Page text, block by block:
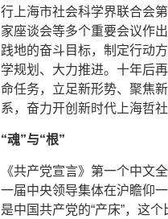
行上海市社会科学界联合会
家座谈会等多个重要会议作
践地的奋斗目标，制定行动
学规划、大力推进。十年后
命任务，立足新形势、聚焦
系，奋力开创新时代上海哲
“魂”与“根”
《共产党宣言》第一个中文
一届中央领导集体在沪瞻仰
是中国共产党的“产床”，这